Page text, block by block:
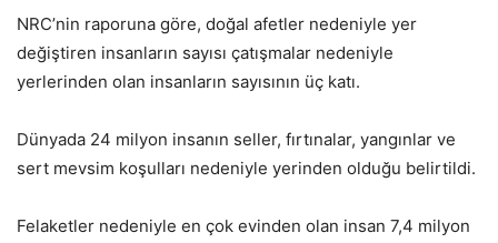
NRC’nin raporuna göre, doğal afetler nedeniyle yer
değiştiren insanların sayısı çatışmalar nedeniyle
yerlerinden olan insanların sayısının üç katı.
Dünyada 24 milyon insanın seller, fırtınalar, yangınlar ve
sert mevsim koşulları nedeniyle yerinden olduğu belirtildi.
Felaketler nedeniyle en çok evinden olan insan 7,4 milyon